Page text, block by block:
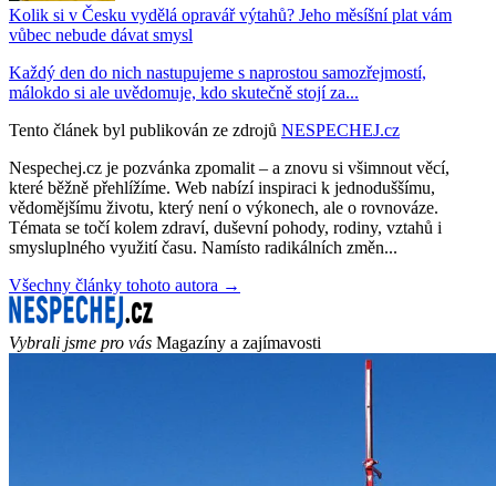
Kolik si v Česku vydělá opravář výtahů? Jeho měsíšní plat vám
vůbec nebude dávat smysl
Každý den do nich nastupujeme s naprostou samozřejmostí,
málokdo si ale uvědomuje, kdo skutečně stojí za...
Tento článek byl publikován ze zdrojů NESPECHEJ.cz
Nespechej.cz je pozvánka zpomalit – a znovu si všimnout věcí,
které běžně přehlížíme. Web nabízí inspiraci k jednoduššímu,
vědomějšímu životu, který není o výkonech, ale o rovnováze.
Témata se točí kolem zdraví, duševní pohody, rodiny, vztahů i
smysluplného využití času. Namísto radikálních změn...
Všechny články tohoto autora →
Vybrali jsme pro vás Magazíny a zajímavosti